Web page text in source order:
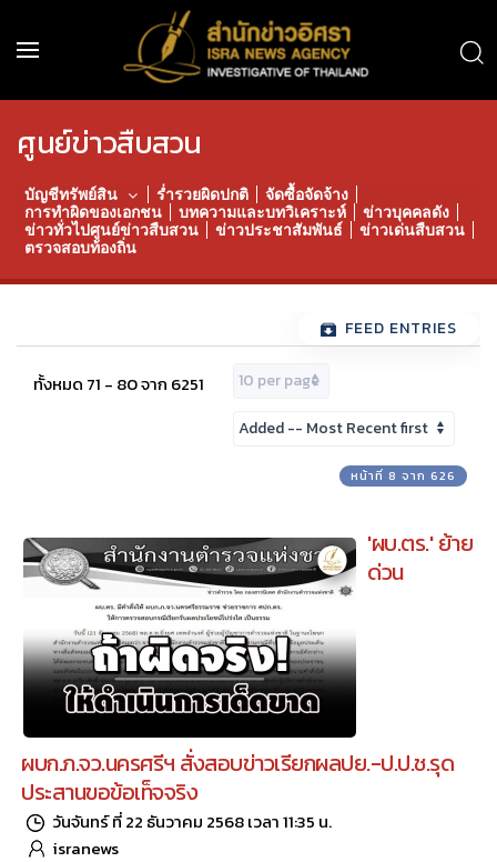
ศูนย์ข่าวสืบสวน
บัญชีทรัพย์สิน ร่ำรวยผิดปกติ
จัดซื้อจัดจ้าง
การทำผิดของเอกชน
บทความและบทวิเคราะห์
ข่าวบุคคลดัง
ข่าวทั่วไปศูนย์ข่าวสืบสวน
ข่าวประชาสัมพันธ์
ข่าวเด่นสืบสวน
ตรวจสอบท้องถิ่น
FEED ENTRIES
ทั้งหมด 71 - 80 จาก 6251
หน้าที่ 8 จาก 626
'ผบ.ตร.' ย้าย
ด่วน
ผบก.ภ.จว.นครศรีฯ สั่งสอบข่าวเรียกผลปย.-ป.ป.ช.รุด
ประสานขอข้อเท็จจริง
วันจันทร์ ที่ 22 ธันวาคม 2568 เวลา 11:35 น.
isranews